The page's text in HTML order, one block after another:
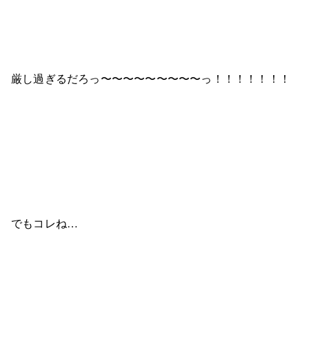
厳し過ぎるだろっ〜〜〜〜〜〜〜〜〜っ！！！！！！！
でもコレね…